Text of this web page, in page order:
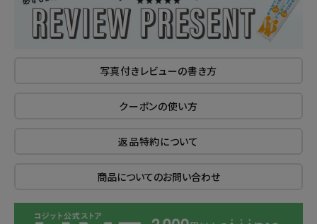
写真付きレビューの書き方
クーポンの使い方
返品特約について
商品についてのお問い合わせ